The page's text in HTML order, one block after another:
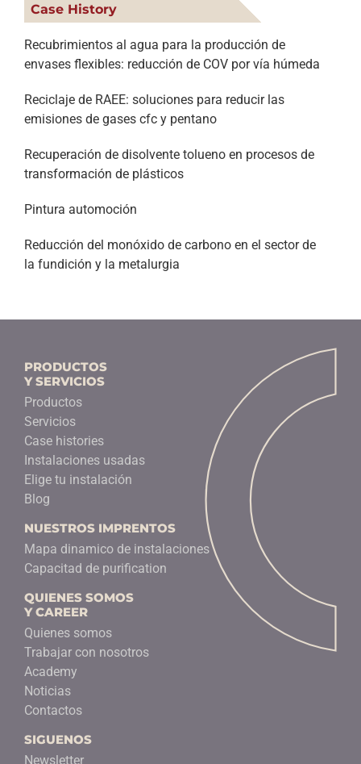
Case History
Recubrimientos al agua para la producción de
envases flexibles: reducción de COV por vía húmeda
Reciclaje de RAEE: soluciones para reducir las
emisiones de gases cfc y pentano
Recuperación de disolvente tolueno en procesos de
transformación de plásticos
Pintura automoción
Reducción del monóxido de carbono en el sector de
la fundición y la metalurgia
PRODUCTOS
Y SERVICIOS
Productos
Servicios
Case histories
Instalaciones usadas
Elige tu instalación
Blog
NUESTROS IMPRENTOS
Mapa dinamico de instalaciones
Capacitad de purification
QUIENES SOMOS
Y CAREER
Quienes somos
Trabajar con nosotros
Academy
Noticias
Contactos
SIGUENOS
Newsletter